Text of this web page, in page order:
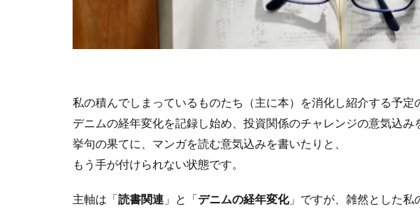
私の積んでしまっているものたち（主に本）を消化し紹介する予定
デニムの経年変化を記録し始め、投資関係のチャレンジの意気込み
挙句の果てに、マンガを読む意気込みを書いたりと、
もう手が付けられない状態です。
主軸は「読書関連 」と「デニムの経年変化」ですが、雑然とした私
西岡壱誠
西野竜太郎 読書アイテ
青の祓魔師
青山剛昌 青木薫